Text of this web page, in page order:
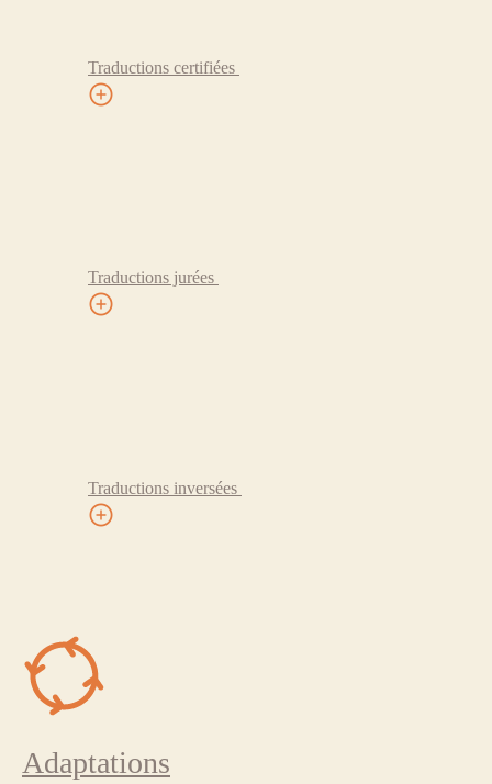
Traductions certifiées
Traductions jurées
Traductions inversées
Adaptations